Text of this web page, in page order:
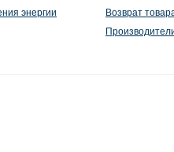
энергии
Возврат